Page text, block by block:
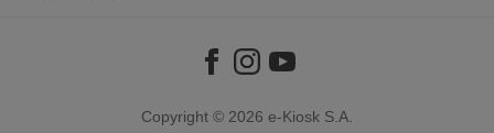
Copyright © 2026 e-Kiosk S.A.